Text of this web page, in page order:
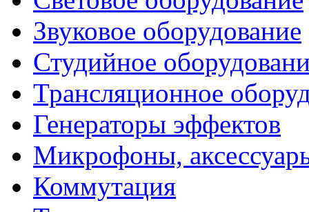
Звуковое оборудование
Студийное
Трансляционное
Генераторы эффектов
Микрофоны,
Коммутация